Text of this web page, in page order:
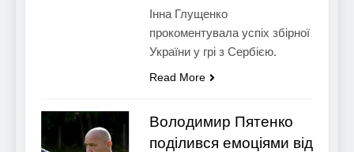
Інна Глущенко
прокоментувала успіх збірної
України у грі з Сербією.
Read More
Володимир Пятенко
поділився емоціями від